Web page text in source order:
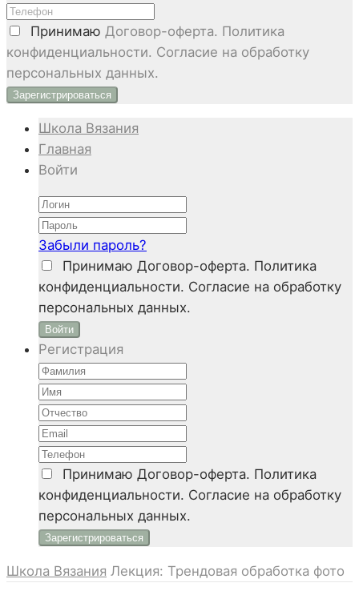
Принимаю Договор-оферта. Политика
конфиденциальности. Согласие на обработку
персональных данных.
Школа Вязания
Главная
Войти
Забыли пароль?
Принимаю Договор-оферта. Политика
конфиденциальности. Согласие на обработку
персональных данных.
Войти
Регистрация
Принимаю Договор-оферта. Политика
конфиденциальности. Согласие на обработку
персональных данных.
Школа Вязания Лекция: Трендовая обработка фото